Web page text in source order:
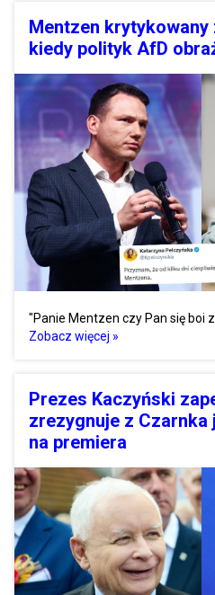
Mentzen krytykowany
kiedy polityk AfD
"Panie Mentzen czy Pan się boi
Zobacz więcej »
Prezes Kaczyński
zrezygnuje z Czarnka
na premiera